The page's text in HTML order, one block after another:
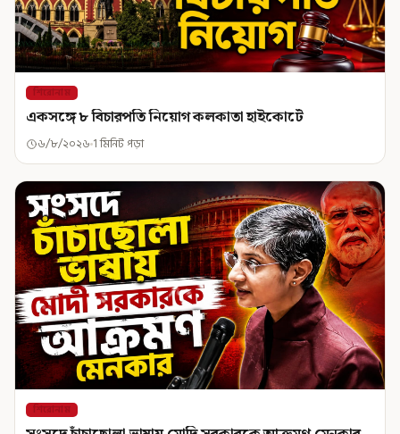
শিরোনাম
একসঙ্গে ৮ বিচারপতি নিয়োগ কলকাতা হাইকোর্টে
৬/৮/২০২৬ 1 মিনিট পড়া
শিরোনাম